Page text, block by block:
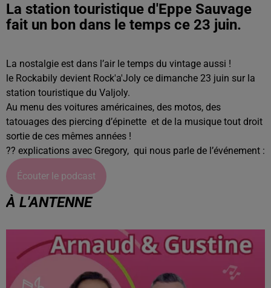
La station touristique d'Eppe Sauvage
fait un bon dans le temps ce 23 juin.
La nostalgie est dans l’air le temps du vintage aussi !
le Rockabily devient Rock'a'Joly ce dimanche 23 juin sur la
station touristique du Valjoly.
Au menu des voitures américaines, des motos, des
tatouages des piercing d’épinette et de la musique tout droit
sortie de ces mêmes années !
?? explications avec Gregory, qui nous parle de l’événement :
Écouter le podcast
À L'ANTENNE